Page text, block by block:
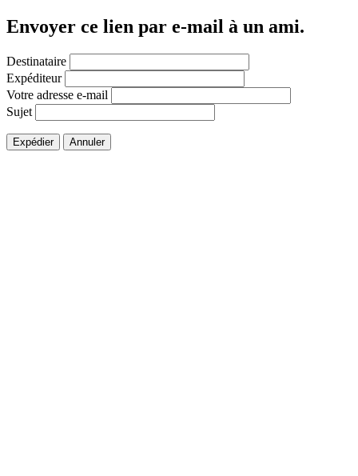
Envoyer ce lien par e-mail à un ami.
Destinataire
Expéditeur
Votre adresse e-mail
Sujet
Expédier Annuler